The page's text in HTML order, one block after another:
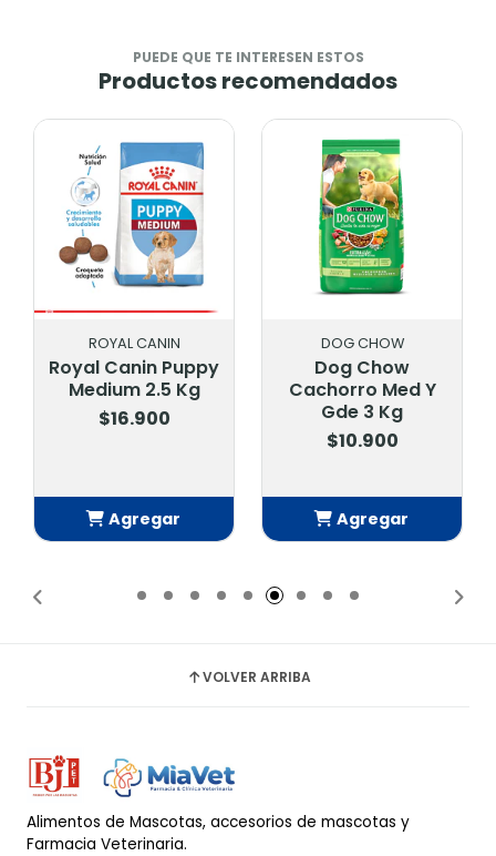
PUEDE QUE TE INTERESEN ESTOS
Productos recomendados
ROYAL CANIN
Royal Canin Puppy
Medium 2.5 Kg
$16.900
Agregar
DOG CHOW
Dog Chow
Cachorro Med Y
Gde 3 Kg
$10.900
Agregar
VOLVER ARRIBA
Alimentos de Mascotas, accesorios de mascotas y
Farmacia Veterinaria.